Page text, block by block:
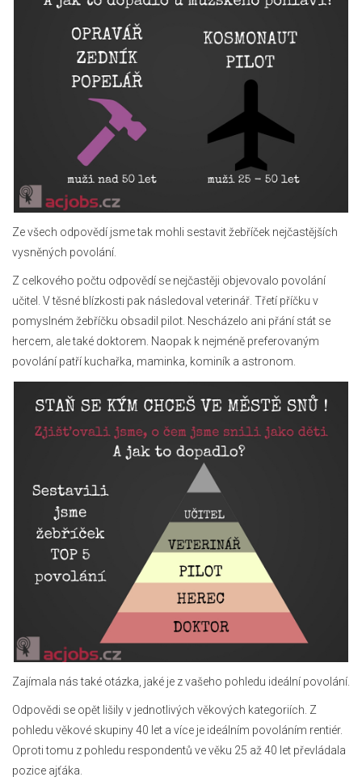
Ze všech odpovědí jsme tak mohli sestavit žebříček nejčastějších
vysněných povolání.
Z celkového počtu odpovědí se nejčastěji objevovalo povolání
učitel. V těsné blízkosti pak následoval veterinář. Třetí příčku v
pomyslném žebříčku obsadil pilot. Nescházelo ani přání stát se
hercem, ale také doktorem. Naopak k nejméně preferovaným
povolání patří kuchařka, maminka, kominík a astronom.
Zajímala nás také otázka, jaké je z vašeho pohledu ideální povolání.
Odpovědi se opět lišily v jednotlivých věkových kategoriích. Z
pohledu věkové skupiny 40 let a více je ideálním povoláním rentiér.
Oproti tomu z pohledu respondentů ve věku 25 až 40 let převládala
pozice ajťáka.